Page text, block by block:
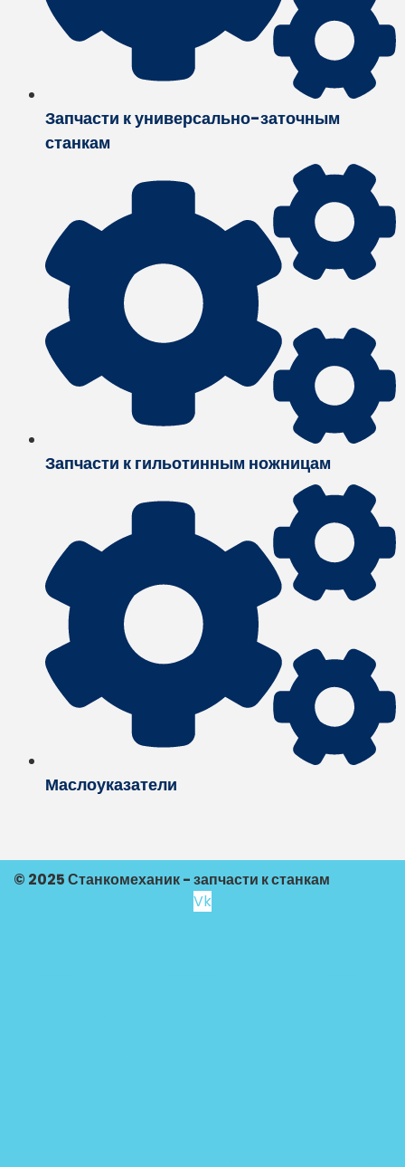
Запчасти к универсально-заточным
станкам
Запчасти к гильотинным ножницам
Маслоуказатели
© 2025 Станкомеханик - запчасти к станкам
Vk